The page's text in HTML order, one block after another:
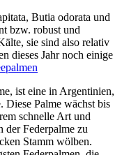
Butia odorata und
bzw. robust und
sie sind also relativ
dieses Jahr noch einige
ist eine in Argentinien,
Diese Palme wächst bis
schnelle Art und
der Federpalme zu
Stamm wölben.